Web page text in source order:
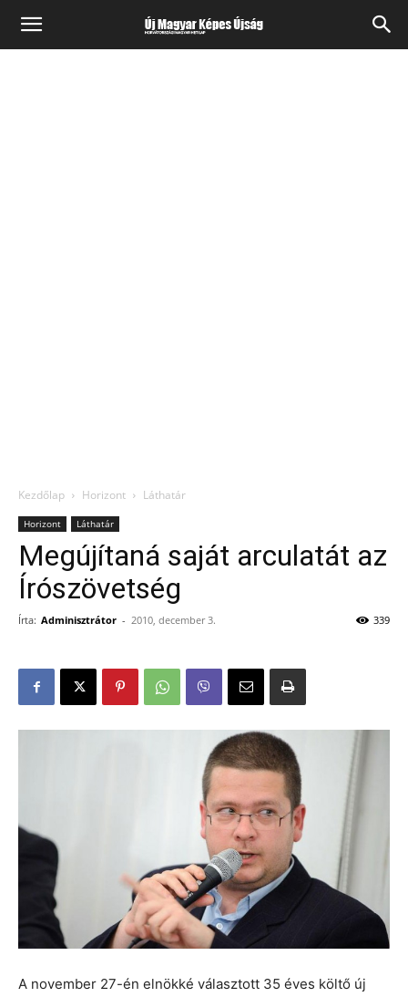
Kezdőlap Horizont Láthatár
Horizont Láthatár
Megújítaná saját arculatát az
Írószövetség
Írta: Adminisztrátor - 2010, december 3. 339
A november 27-én elnökké választott 35 éves költő új